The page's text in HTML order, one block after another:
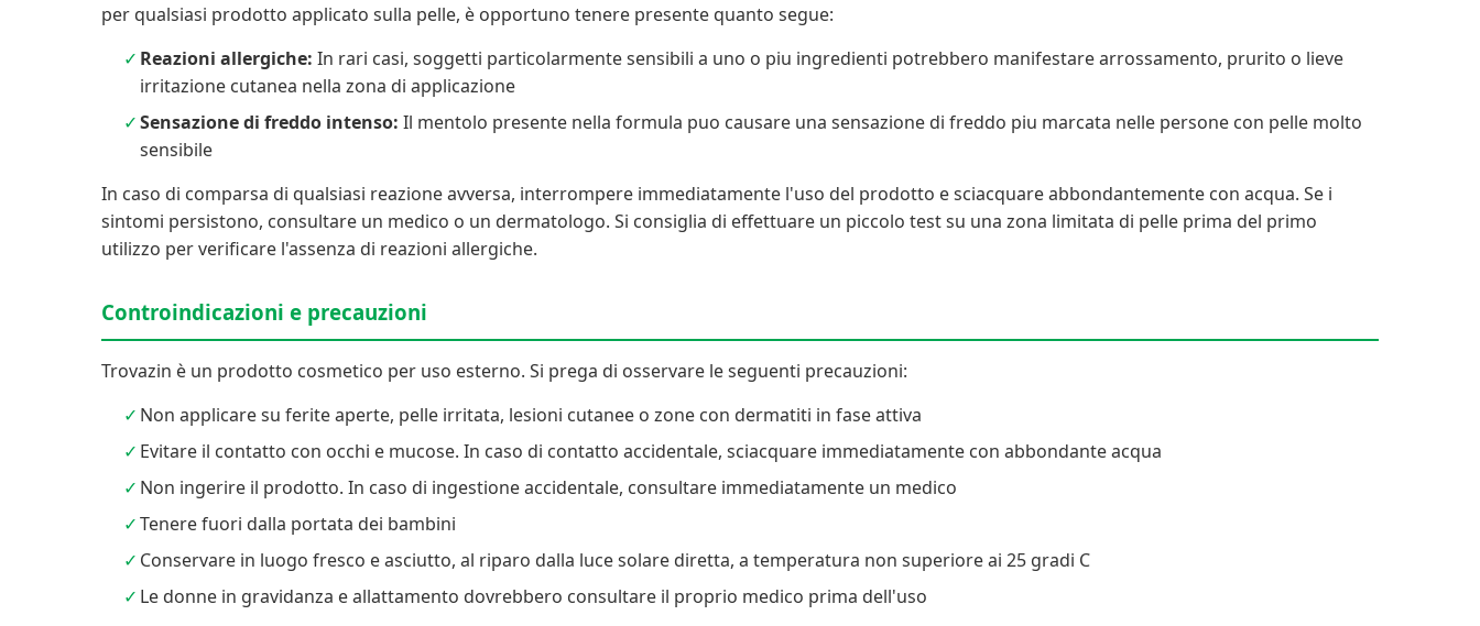
per qualsiasi prodotto applicato sulla pelle, è opportuno tenere presente quanto segue:
Reazioni allergiche: In rari casi, soggetti particolarmente sensibili a uno o piu ingredienti potrebbero manifestare arrossamento, prurito o lieve
irritazione cutanea nella zona di applicazione
Sensazione di freddo intenso: Il mentolo presente nella formula puo causare una sensazione di freddo piu marcata nelle persone con pelle molto
sensibile
In caso di comparsa di qualsiasi reazione avversa, interrompere immediatamente l'uso del prodotto e sciacquare abbondantemente con acqua. Se i
sintomi persistono, consultare un medico o un dermatologo. Si consiglia di effettuare un piccolo test su una zona limitata di pelle prima del primo
utilizzo per verificare l'assenza di reazioni allergiche.
Controindicazioni e precauzioni
Trovazin è un prodotto cosmetico per uso esterno. Si prega di osservare le seguenti precauzioni:
Non applicare su ferite aperte, pelle irritata, lesioni cutanee o zone con dermatiti in fase attiva
Evitare il contatto con occhi e mucose. In caso di contatto accidentale, sciacquare immediatamente con abbondante acqua
Non ingerire il prodotto. In caso di ingestione accidentale, consultare immediatamente un medico
Tenere fuori dalla portata dei bambini
Conservare in luogo fresco e asciutto, al riparo dalla luce solare diretta, a temperatura non superiore ai 25 gradi C
Le donne in gravidanza e allattamento dovrebbero consultare il proprio medico prima dell'uso